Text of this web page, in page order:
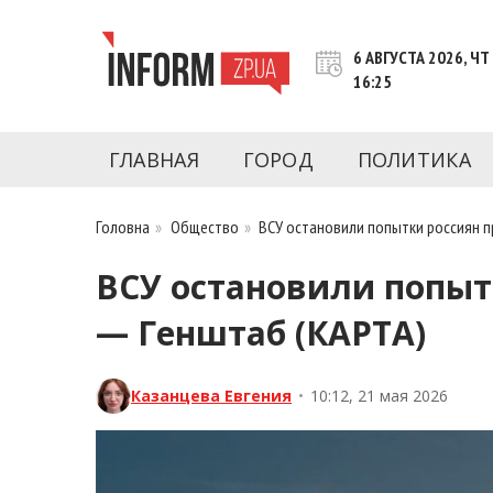
INFORM.ZP.UA – это информационный
последние новости Запорожья и
6 АВГУСТА 2026, ЧТ
16:25
ГЛАВНАЯ ГОРОД ПОЛИТИКА
Головна » Общество »ВСУ остановили попытки россиян
ВСУ остановили
— Генштаб (КАРТА)
Казанцева Евгения • 10:12, 21 мая 2026